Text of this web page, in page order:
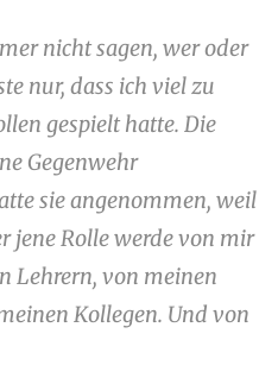
nicht sagen, wer oder
nur, dass ich viel zu
gespielt hatte. Die
Gegenwehr
sie angenommen, weil
jene Rolle werde von mir
Lehrern, von meinen
Kollegen. Und von